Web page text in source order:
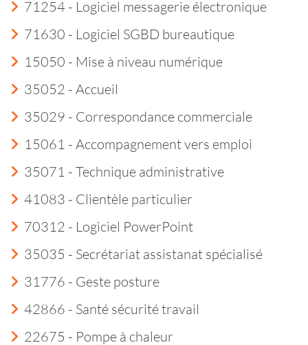
71254 - Logiciel messagerie électronique
71630 - Logiciel SGBD bureautique
15050 - Mise à niveau numérique
35052 - Accueil
35029 - Correspondance commerciale
15061 - Accompagnement vers emploi
35071 - Technique administrative
41083 - Clientèle particulier
70312 - Logiciel PowerPoint
35035 - Secrétariat assistanat spécialisé
31776 - Geste posture
42866 - Santé sécurité travail
22675 - Pompe à chaleur